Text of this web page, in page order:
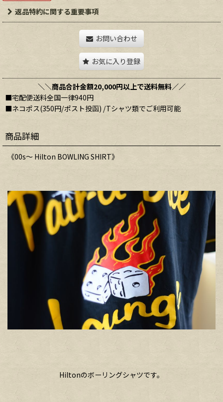
返品特約に関する重要事項
お問い合わせ
お気に入り登録
＼＼商品合計金額20,000円以上で送料無料／／
■宅配便送料全国一律940円
■ネコポス(350円/ポスト投函) /Tシャツ類でご利用可能
商品詳細
《00s〜 Hilton BOWLING SHIRT》
Hiltonのボーリングシャツです。